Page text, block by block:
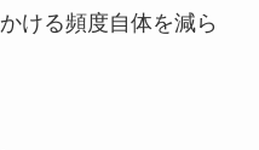
ける頻度自体を減ら